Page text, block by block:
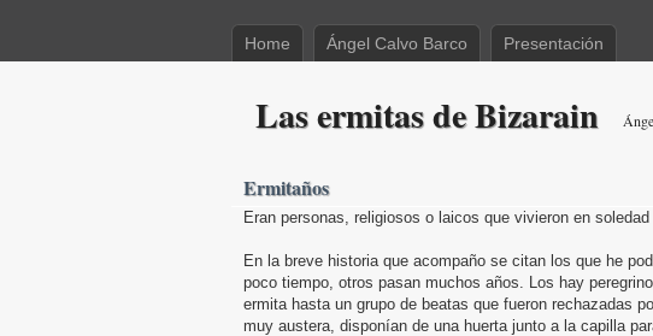
Home Ángel Calvo Barco Presentación
Las ermitas de Bizarain
Ermitaños
Eran personas, religiosos o laicos que vivieron en
En la breve historia que acompaño se citan los que he
poco tiempo, otros pasan muchos años. Los hay
ermita hasta un grupo de beatas que fueron rechazadas
muy austera, disponían de una huerta junto a la capilla